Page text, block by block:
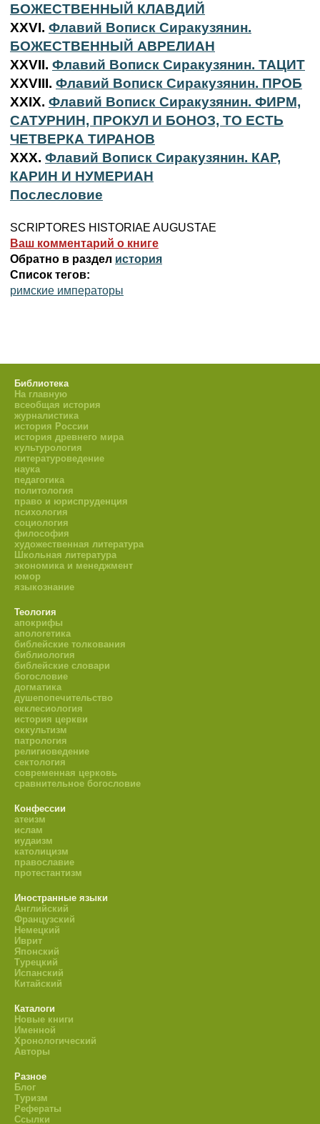
БОЖЕСТВЕННЫЙ КЛАВДИЙ
XXVI. Флавий Вописк Сиракузянин.
БОЖЕСТВЕННЫЙ АВРЕЛИАН
XXVII. Флавий Вописк Сиракузянин. ТАЦИТ
XXVIII. Флавий Вописк Сиракузянин. ПРОБ
XXIX. Флавий Вописк Сиракузянин. ФИРМ,
САТУРНИН, ПРОКУЛ И БОНОЗ, ТО ЕСТЬ
ЧЕТВЕРКА ТИРАНОВ
XXX. Флавий Вописк Сиракузянин. КАР,
КАРИН И НУМЕРИАН
Послесловие
SCRIPTORES HISTORIAE AUGUSTAE
Ваш комментарий о книге
Обратно в раздел история
Список тегов:
римские императоры
Библиотека
На главную
всеобщая история
журналистика
история России
история древнего мира
культурология
литературоведение
наука
педагогика
политология
право и юриспруденция
психология
социология
философия
художественная литература
Школьная литература
экономика и менеджмент
юмор
языкознание
Теология
апокрифы
апологетика
библейские толкования
библиология
библейские словари
богословие
догматика
душепопечительство
екклесиология
история церкви
оккультизм
патрология
религиоведение
сектология
современная церковь
сравнительное богословие
Конфессии
атеизм
ислам
иудаизм
католицизм
православие
протестантизм
Иностранные языки
Английский
Французский
Немецкий
Иврит
Японский
Турецкий
Испанский
Китайский
Каталоги
Новые книги
Именной
Хронологический
Авторы
Разное
Блог
Туризм
Рефераты
Ссылки